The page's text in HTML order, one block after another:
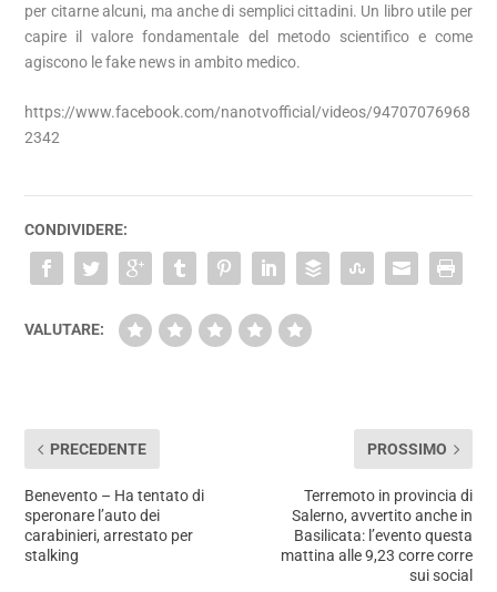
per citarne alcuni, ma anche di semplici cittadini. Un libro utile per
capire il valore fondamentale del metodo scientifico e come
agiscono le fake news in ambito medico.
https://www.facebook.com/nanotvofficial/videos/94707076968
2342
CONDIVIDERE:
VALUTARE:
PRECEDENTE
Benevento – Ha tentato di
speronare l’auto dei
carabinieri, arrestato per
stalking
PROSSIMO
Terremoto in provincia di
Salerno, avvertito anche in
Basilicata: l’evento questa
mattina alle 9,23 corre corre
sui social